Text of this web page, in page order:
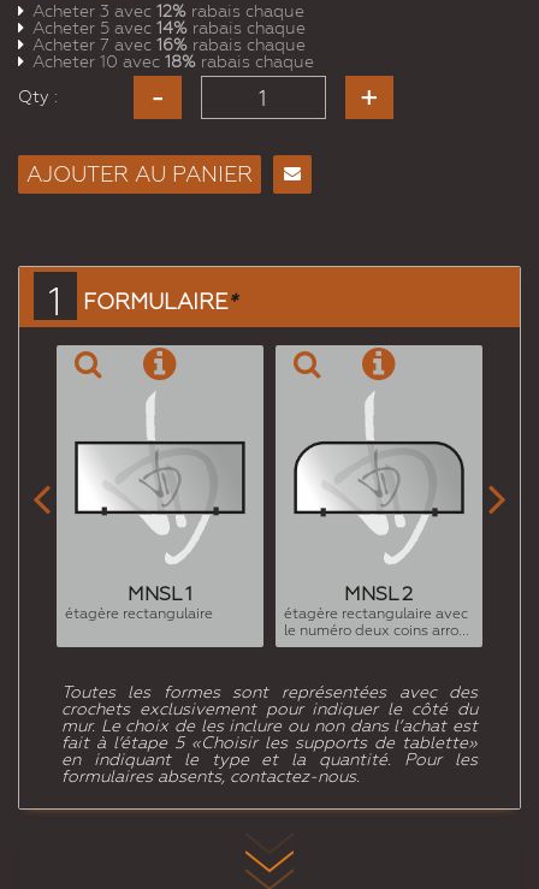
Acheter 3 avec 12% rabais chaque
Acheter 5 avec 14% rabais chaque
Acheter 7 avec 16% rabais chaque
Acheter 10 avec 18% rabais chaque
Qty :
AJOUTER AU PANIER
1 FORMULAIRE*
MNSL 1
étagère rectangulaire
MNSL 2
étagère rectangulaire avec
le numéro deux coins arro...
 
Toutes les formes sont représentées avec des
crochets exclusivement pour indiquer le côté du
mur. Le choix de les inclure ou non dans l’achat est
fait à l’étape 5 «Choisir les supports de tablette»
en indiquant le type et la quantité. Pour les
formulaires absents, contactez-nous.